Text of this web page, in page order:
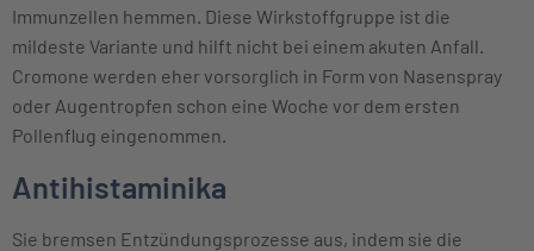
Immunzellen hemmen. Diese Wirkstoffgruppe ist die
mildeste Variante und hilft nicht bei einem akuten Anfall.
Cromone werden eher vorsorglich in Form von Nasenspray
oder Augentropfen schon eine Woche vor dem ersten
Pollenflug eingenommen.
Antihistaminika
Sie bremsen Entzündungsprozesse aus, indem sie die